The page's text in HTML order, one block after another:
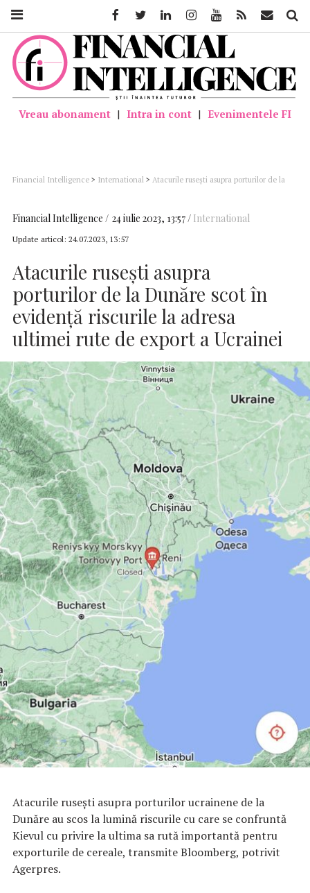
Vreau abonament | Intra in cont | Evenimentele FI
Financial Intelligence > International > Atacurile ruseşti asupra porturilor de la
Financial Intelligence 24 iulie 2023, 13:57 International
Update articol: 24.07.2023, 13:57
Atacurile ruseşti asupra
porturilor de la Dunăre scot în
evidenţă riscurile la adresa
ultimei rute de export a Ucrainei
Atacurile ruseşti asupra porturilor ucrainene de la
Dunăre au scos la lumină riscurile cu care se confruntă
Kievul cu privire la ultima sa rută importantă pentru
exporturile de cereale, transmite Bloomberg, potrivit
Agerpres.
FacebookTwitter LinkedinInstagramYoutube Feed Mail